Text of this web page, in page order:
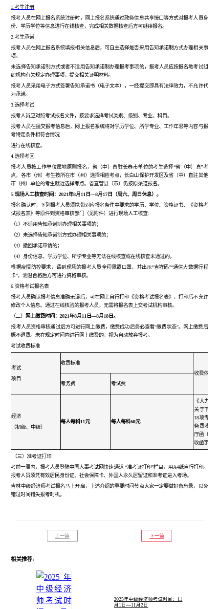
1.考生注册
报考人员在网上报名系统注册时，网上报名系统通过政务信息共享接口等方式对报考人员身
份、学历学位等信息进行在线核查，完成相关数据核查后方可继续报名。
2.考生承诺
报考人员在网上报名系统填报相关信息后，可自主选择是否采用告知承诺制方式办理相关事
项。
未选择告知承诺制方式或者不适用告知承诺制办理报考事项的，报考人员应按报名地考试组
织机构有关规定办理事项，提交相关证明材料。
报考人员采用电子方式签署告知承诺书（电子文本），一经提交即具有法律效力，不允许代
为承诺。
3.选择考试
报考人员应对照考试报名文件，按要求选择考试类别、级别、专业、科目。
报考人员在提交报考信息后，网上报名系统将对学历学位、所学专业、工作年限等内容与报
考特定条件相符合情况
进行在线核查。
4.选择考区
报考人员按工作单位属地原则报名，省（中）直驻长春市单位的考生选择“省（中）直”考
点，各市（州）考生按所在市（州）选择相应考点，长白山保护开发区及省（中）直驻其他
市（州）单位的考生就近选择考点。省直管县（市）仍按原渠道报名。
5.现场人工核查时间：2021年8月11日—8月17日（周六、周日休息）。
报名确认时，下列报考人员须携带对应报名条件中要求的学历、学位、资格证书、《资格考
试报名表》等原件到资格审核部门（见附件）进行现场人工核查:
（1）不适用告知承诺制办理相关事项的；
（2）未选择告知承诺制方式办理相关事项的；
（3）撤回承诺申请的；
（4）身份信息、学历学位、所学专业等无法在线核查或在线核查未通过的。
根据疫情防控要求，请到现场的报考人员全程佩戴口罩，并出示“吉祥码”“通信大数据行程
卡”，测温合格后方可进行资格审核。
6.资格考试报名表
报考人员确认报考信息准确无误后，可在网上自行打印《资格考试报名表》，打印后不允许
修改个人信息。通过在线核验的报考人员，无需将报名表上交考试机构审核。
（二）
网上缴费时间：2021年8月11日—8月18日。
报考人员资格审核通过后方可进行网上缴费，缴费成功后务必查看“缴费状态”。网上缴费后
概不退费。未在规定时间内进行网上缴费的，视为自动放弃报考。
考试收费标准
考试
项目
收费标准
收费依据
考务费
考试费
经济
（初级、中级）
每人每科11元 每人每科60元
《人力资
关于下发
18项专业
务费收费
厅函〔
收函字〔
（三）准考证打印
考前一周内，报考人员登陆中国人事考试网快速通道 “准考证打印”栏目，用A4纸自行打印。
报考人员须凭有效居民身份证、社会保障卡、外国人永久居留证和准考证进入考场。
吉林中级经济师考试报名马上开启，上述介绍的重要时间节点大家一定要做好备忘录，以免
错过时间错失报考时机。
上一篇 下一篇
相关推荐:
2025年中级经济师考试时间：11
月1日—11月2日